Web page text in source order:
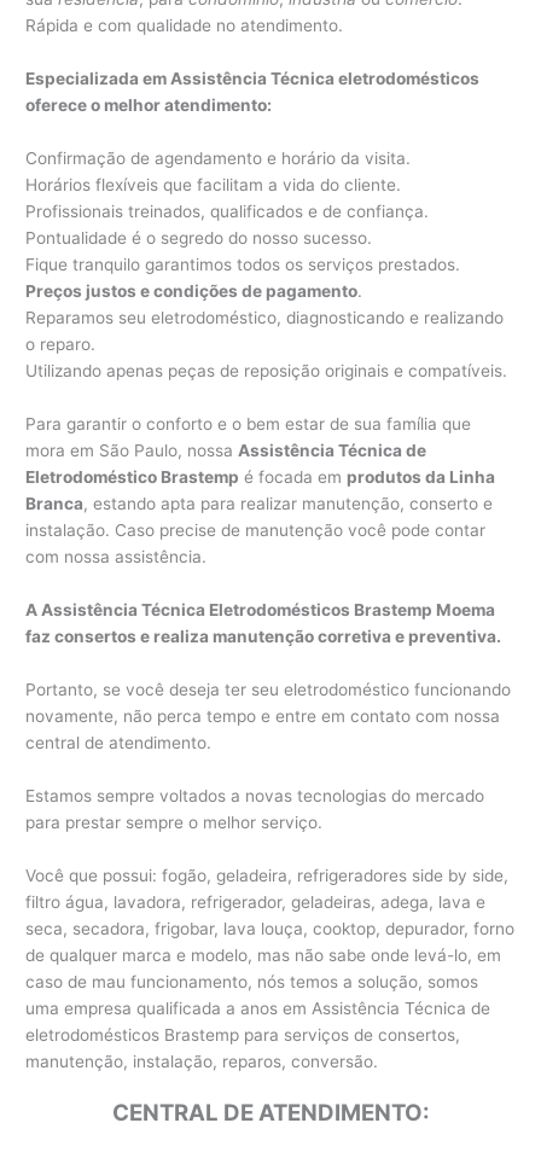
Rápida e com qualidade no atendimento.
Especializada em Assistência Técnica eletrodomésticos
oferece o melhor atendimento:
Confirmação de agendamento e horário da visita.
Horários flexíveis que facilitam a vida do cliente.
Profissionais treinados, qualificados e de confiança.
Pontualidade é o segredo do nosso sucesso.
Fique tranquilo garantimos todos os serviços prestados.
Preços justos e condições de pagamento.
Reparamos seu eletrodoméstico, diagnosticando e realizando
o reparo.
Utilizando apenas peças de reposição originais e compatíveis.
Para garantir o conforto e o bem estar de sua família que
mora em São Paulo, nossa Assistência Técnica de
Eletrodoméstico Brastemp é focada em produtos da Linha
Branca, estando apta para realizar manutenção, conserto e
instalação. Caso precise de manutenção você pode contar
com nossa assistência.
A Assistência Técnica Eletrodomésticos Brastemp Moema
faz consertos e realiza manutenção corretiva e preventiva.
Portanto, se você deseja ter seu eletrodoméstico funcionando
novamente, não perca tempo e entre em contato com nossa
central de atendimento.
Estamos sempre voltados a novas tecnologias do mercado
para prestar sempre o melhor serviço.
Você que possui: fogão, geladeira, refrigeradores side by side,
filtro água, lavadora, refrigerador, geladeiras, adega, lava e
seca, secadora, frigobar, lava louça, cooktop, depurador, forno
de qualquer marca e modelo, mas não sabe onde levá-lo, em
caso de mau funcionamento, nós temos a solução, somos
uma empresa qualificada a anos em Assistência Técnica de
eletrodomésticos Brastemp para serviços de consertos,
manutenção, instalação, reparos, conversão.
CENTRAL DE ATENDIMENTO: